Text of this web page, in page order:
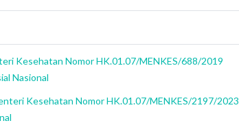
Kesehatan Nomor HK.01.07/MENKES/688/2019
Nasional
Kesehatan Nomor HK.01.07/MENKES/2197/2023